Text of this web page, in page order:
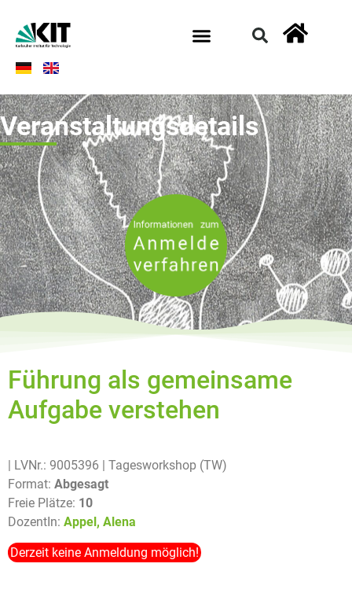
Veranstaltungsdetails
Führung als gemeinsame
Aufgabe verstehen
| LVNr.: 9005396
| Tagesworkshop (TW)
Format: Abgesagt
Freie Plätze: 10
DozentIn: Appel, Alena
Derzeit keine Anmeldung möglich!